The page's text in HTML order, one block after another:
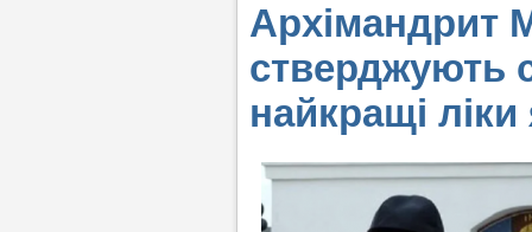
Архімандрит
стверджують
найкращі ліки